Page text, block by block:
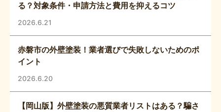
る？対象条件・申請方法と費用を抑えるコツ
2026.6.21
赤磐市の外壁塗装！業者選びで失敗しないためのポ
イント
2026.6.20
【岡山版】外壁塗装の悪質業者リストはある？騙さ